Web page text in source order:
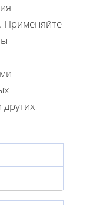
Применяйте